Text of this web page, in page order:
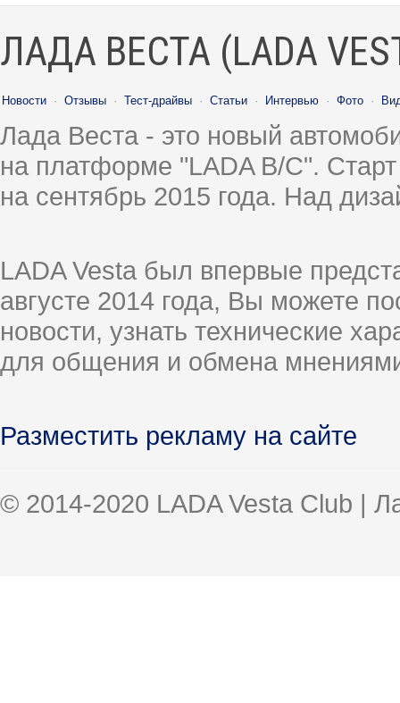
ЛАДА ВЕСТА (LADA
Новости · Отзывы · Тест-драйвы · Статьи · Интервью · Фото ·
Лада Веста - это новый
на платформе "LADA B/C".
на сентябрь 2015 года. Над
LADA Vesta был впервые
августе 2014 года, Вы можете
новости, узнать технические
для общения и обмена
Разместить рекламу на сайте
© 2014-2020 LADA Vesta Club |